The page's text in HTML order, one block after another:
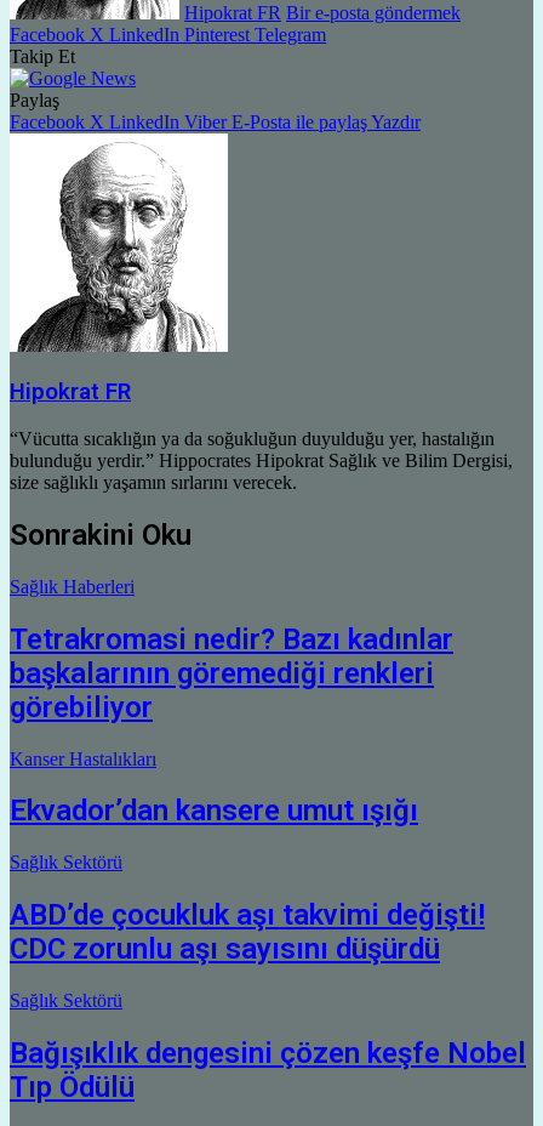
Hipokrat FR Bir e-posta göndermek
Facebook X LinkedIn Pinterest Telegram
Takip Et
Paylaş
Facebook X LinkedIn Viber E-Posta ile paylaşYazdır
Hipokrat FR
“Vücutta sıcaklığın ya da soğukluğun duyulduğu yer, hastalığın
bulunduğu yerdir.” Hippocrates Hipokrat Sağlık ve Bilim Dergisi,
size sağlıklı yaşamın sırlarını verecek.
Sonrakini Oku
Sağlık Haberleri
Tetrakromasi nedir? Bazı kadınlar
başkalarının göremediği renkleri
görebiliyor
Kanser Hastalıkları
Ekvador’dan kansere umut ışığı
Sağlık Sektörü
ABD’de çocukluk aşı takvimi değişti!
CDC zorunlu aşı sayısını düşürdü
Sağlık Sektörü
Bağışıklık dengesini çözen keşfe Nobel
Tıp Ödülü